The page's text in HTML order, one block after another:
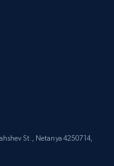
St., Netanya 4250714,